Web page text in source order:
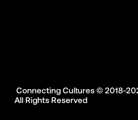
All Rights Reserved